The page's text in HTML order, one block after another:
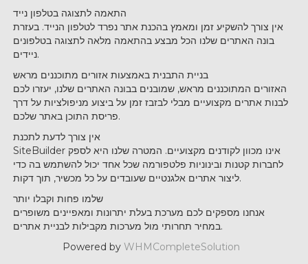
התאמה לתצוגה בטלפון נייד
אין צורך להשקיע זמן ומאמץ בהכנת אתר נפרד לטלפון הנייד. בעזרת
בונה האתרים שלנו הכל מבצע בהתאמה מלאה לתצוגה בטלפונים
ניידים.
בניית התבנית באמצעות אזורים מתוכננים מראש
האזורים המתוכננים מראש, שמובנים בבונה האתרים שלנו, יעזרו לכם
לבנות אתרים מקצועיים מבלי לבזבז זמן על ביצוע מניפולציות על דרך
פריסת התוכן באתר שלכם.
אין צורך לדעת לתכנת
SiteBuilder אינו מכוון לקודנים מקצועיים. המטרה שלנו היא לספק
לחברות קטנות ובינוניות פלטפורמה שכל אחד יכול להשתמש בה כדי
ליצור אתרים אלגנטיים שעובדים על כל מכשיר, תוך דקות.
שלמו פחות וקבלו יותר
אנחנו מספקים לכם מערכת בעלת יתרונות ומאפיינים משופרים
במחיר תחרותי מול מערכות מקבילות לבניית אתרים.
Powered by WHMCompleteSolution